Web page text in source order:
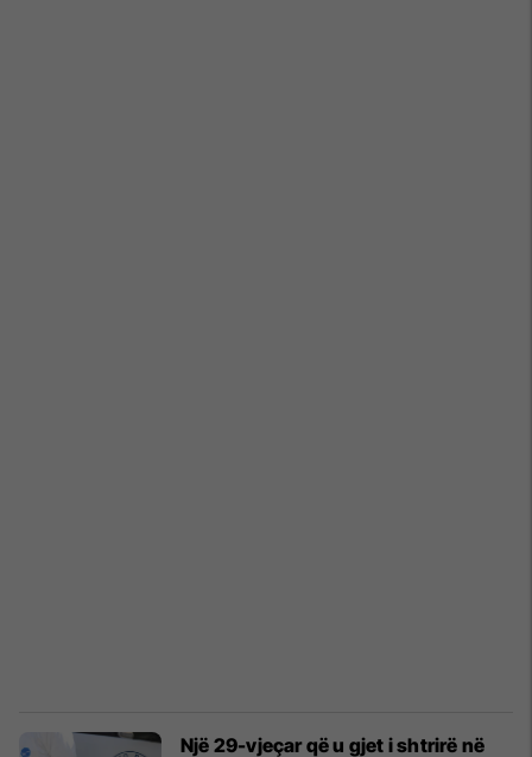
Një 29-vjeçar që u gjet i shtrirë në